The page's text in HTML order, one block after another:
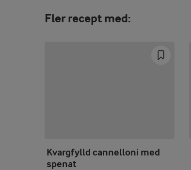
Fler recept med:
Kvargfylld cannelloni med
spenat